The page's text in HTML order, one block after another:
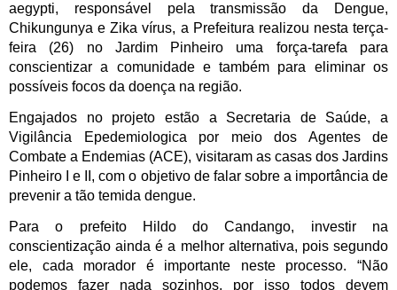
aegypti, responsável pela transmissão da Dengue,
Chikungunya e Zika vírus, a Prefeitura realizou nesta terça-
feira (26) no Jardim Pinheiro uma força-tarefa para
conscientizar a comunidade e também para eliminar os
possíveis focos da doença na região.
Engajados no projeto estão a Secretaria de Saúde, a
Vigilância Epedemiologica por meio dos Agentes de
Combate a Endemias (ACE), visitaram as casas dos Jardins
Pinheiro I e II, com o objetivo de falar sobre a importância de
prevenir a tão temida dengue.
Para o prefeito Hildo do Candango, investir na
conscientização ainda é a melhor alternativa, pois segundo
ele, cada morador é importante neste processo. “Não
podemos fazer nada sozinhos, por isso todos devem